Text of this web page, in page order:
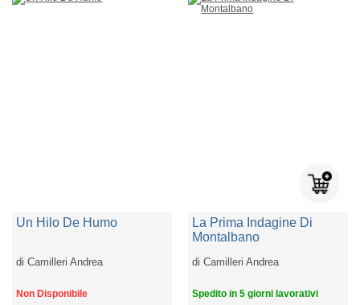
Un Hilo De Humo
diCamilleri Andrea
Non Disponibile
La Prima Indagine Di
Montalbano
diCamilleri Andrea
Spedito in 5 giorni lavorativi